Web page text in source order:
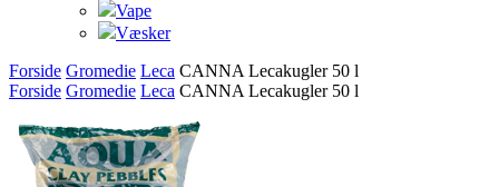
Vape
Væsker
Forside Gromedie Leca CANNA Lecakugler 50 l
Forside Gromedie Leca CANNA Lecakugler 50 l